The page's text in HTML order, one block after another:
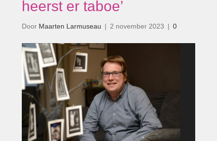
heerst er taboe’
Door Maarten Larmuseau | 2 november 2023 | 0